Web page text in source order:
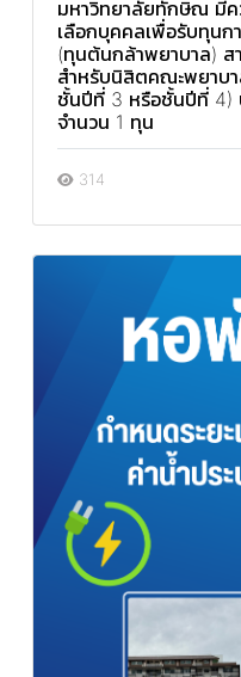
มหาวิทยาลัยทักษิณ มีค
เลือกบุคคลเพื่อรับทุนก
(ทุนต้นกล้าพยาบาล) ส
สำหรับนิสิตคณะพยาบ
ชั้นปีที่ 3 หรือชั้นปีที่ 4)
จำนวน 1 ทุน
314